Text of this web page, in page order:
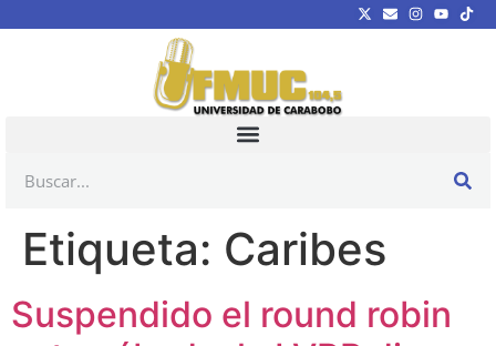
Etiqueta: Caribes
Suspendido el round robin